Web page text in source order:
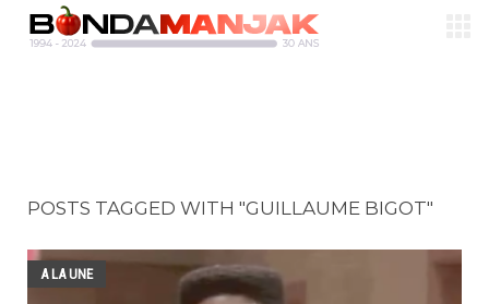
POSTS TAGGED WITH "GUILLAUME BIGOT"
A LA UNE